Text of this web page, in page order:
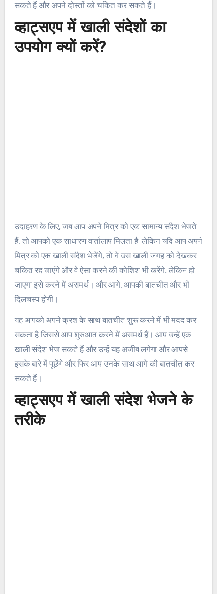
सकते हैं और अपने दोस्तों को चकित कर सकते हैं।
व्हाट्सएप में खाली संदेशों का
उपयोग क्यों करें?
उदाहरण के लिए, जब आप अपने मित्र को एक सामान्य संदेश भेजते
हैं, तो आपको एक साधारण वार्तालाप मिलता है, लेकिन यदि आप अपने
मित्र को एक खाली संदेश भेजेंगे, तो वे उस खाली जगह को देखकर
चकित रह जाएंगे और वे ऐसा करने की कोशिश भी करेंगे, लेकिन हो
जाएगा इसे करने में असमर्थ। और आगे, आपकी बातचीत और भी
दिलचस्प होगी।
यह आपको अपने क्रश के साथ बातचीत शुरू करने में भी मदद कर
सकता है जिससे आप शुरुआत करने में असमर्थ हैं। आप उन्हें एक
खाली संदेश भेज सकते हैं और उन्हें यह अजीब लगेगा और आपसे
इसके बारे में पूछेंगे और फिर आप उनके साथ आगे की बातचीत कर
सकते हैं।
व्हाट्सएप में खाली संदेश भेजने के
तरीके